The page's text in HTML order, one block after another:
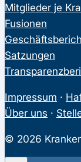
Mitglieder je
Fusionen
Satzungen
Impressum ·
Über uns ·
© 2026